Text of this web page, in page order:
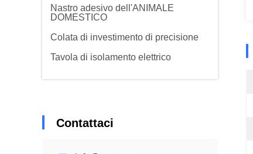
Nastro adesivo dell'ANIMALE
DOMESTICO
Colata di investimento di precisione
Tavola di isolamento elettrico
Contattaci